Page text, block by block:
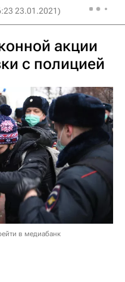
23.01.2021)
акции
с полицией
в медиабанк